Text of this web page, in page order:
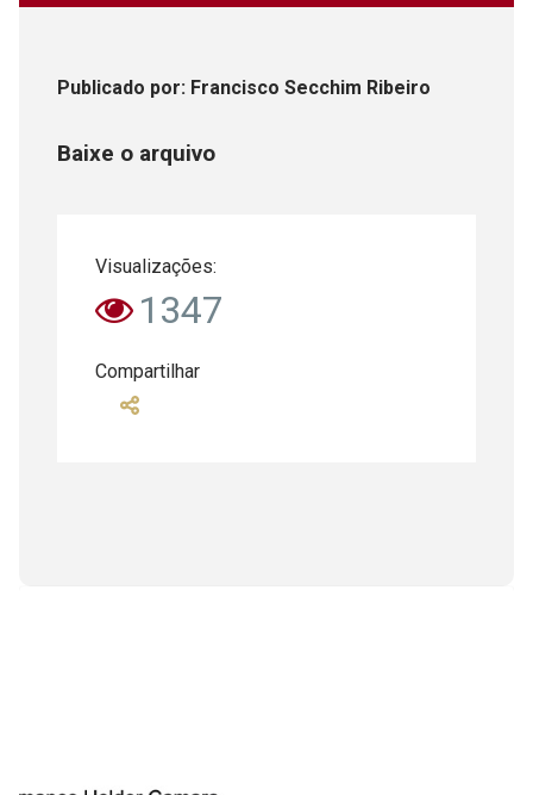
Publicado por: Francisco Secchim Ribeiro
Baixe o arquivo
Visualizações:
1347
Compartilhar